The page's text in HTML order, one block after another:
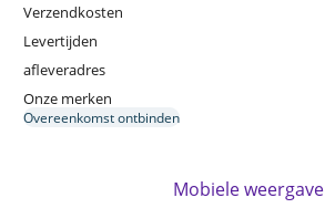
Verzendkosten
Levertijden
afleveradres
Onze merken
Overeenkomst ontbinden
Mobiele weergave